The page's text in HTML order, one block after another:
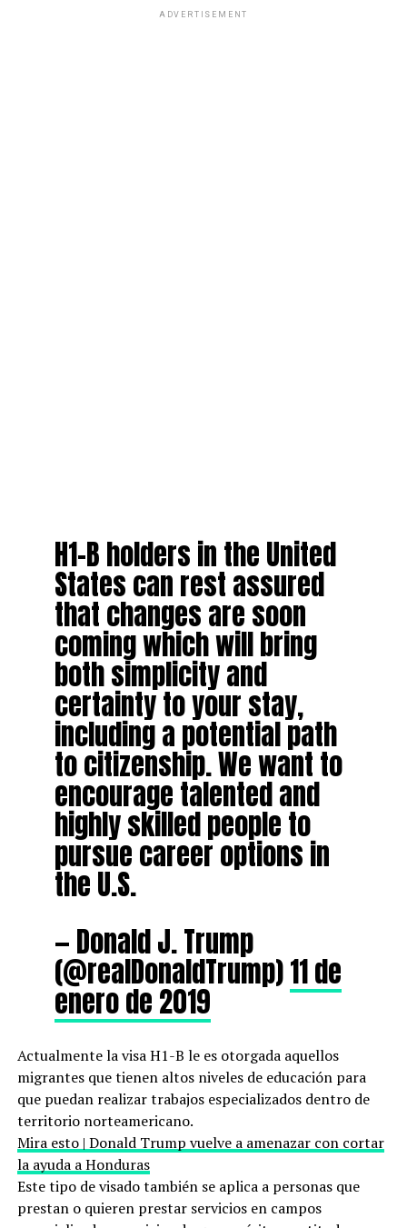
ADVERTISEMENT
H1-B holders in the United
States can rest assured
that changes are soon
coming which will bring
both simplicity and
certainty to your stay,
including a potential path
to citizenship. We want to
encourage talented and
highly skilled people to
pursue career options in
the U.S.
— Donald J. Trump
(@realDonaldTrump)11 de
enero de 2019
Actualmente la visa H1-B le es otorgada aquellos
migrantes que tienen altos niveles de educación para
que puedan realizar trabajos especializados dentro de
territorio norteamericano.
Mira esto | Donald Trump vuelve a amenazar con cortar
la ayuda a Honduras
Este tipo de visado también se aplica a personas que
prestan o quieren prestar servicios en campos